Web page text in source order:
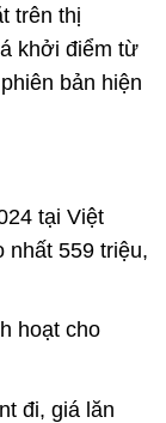
trên thị
khởi điểm từ
bản hiện
tại Việt
nhất 559 triệu,
hoạt cho
đi, giá lăn